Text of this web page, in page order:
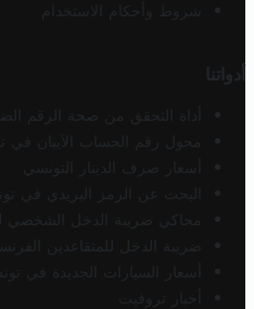
شروط وأحكام الاستخدام
أدواتنا
أداة التحقق من صحة الرقم
محول رقم الحساب الآيبان في
أسعار صرف الدينار التونسي
البحث عن الرمز البريدي في
محاكي ضريبة الدخل الشخصي
ضريبة الدخل للمتقاعدين
أسعار السيارات الجديدة في
أخبار تروفيت